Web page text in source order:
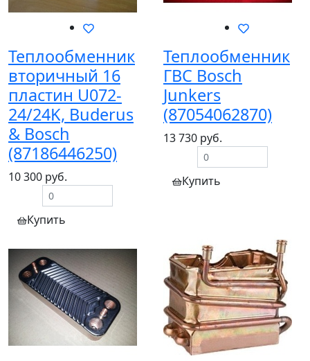
Теплообменник
вторичный 16
пластин U072-
24/24K, Buderus
& Bosch
(87186446250)
10 300 руб.
Купить
Теплообменник
ГВС Bosch
Junkers
(87054062870)
13 730 руб.
Купить